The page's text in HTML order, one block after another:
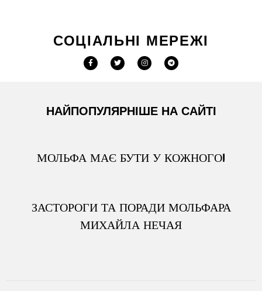
СОЦІАЛЬНІ МЕРЕЖІ
НАЙПОПУЛЯРНІШЕ НА САЙТІ
МОЛЬФА МАЄ БУТИ У КОЖНОГО!
ЗАСТОРОГИ ТА ПОРАДИ МОЛЬФАРА
МИХАЙЛА НЕЧАЯ